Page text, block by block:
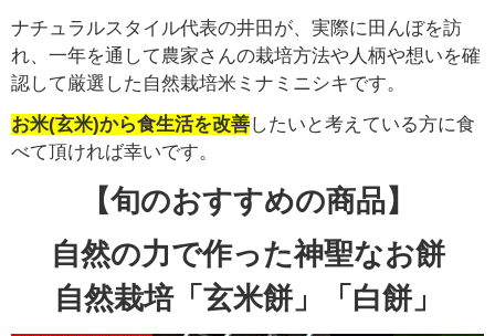
ナチュラルスタイル代表の井田が、実際に田んぼを訪
れ、一年を通して農家さんの栽培方法や人柄や想いを確
認して厳選した自然栽培米ミナミニシキです。
お米(玄米)から食生活を改善したいと考えている方に食
べて頂ければ幸いです。
【旬のおすすめの商品】
自然の力で作った神聖なお餅
自然栽培「玄米餅」「白餅」